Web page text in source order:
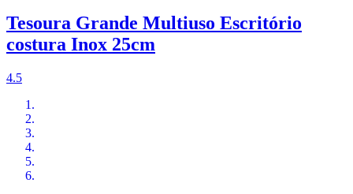
Tesoura Grande Multiuso Escritório
costura Inox 25cm
4.5